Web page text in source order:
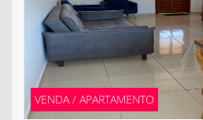
VENDA / APARTAMENTO